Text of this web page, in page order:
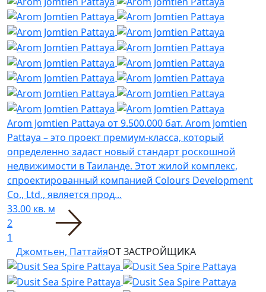
Arom Jomtien Pattaya от 9.500.000 бат. Arom Jomtien
Pattaya – это проект премиум-класса, который
определенно задаст новый стандарт роскошной
недвижимости в Таиланде. Этот жилой комплекс,
спроектированный компанией Colours Development
Co., Ltd., является прод...
33.00 кв. м
2
1
Джомтьен, ПаттайяОТ ЗАСТРОЙЩИКА